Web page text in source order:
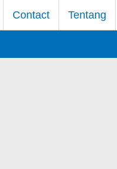
Contact Tentang